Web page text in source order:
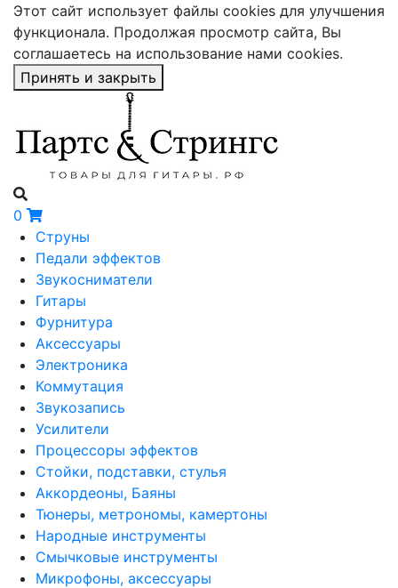
Этот сайт использует файлы cookies для улучшения
функционала. Продолжая просмотр сайта, Вы
соглашаетесь на использование нами cookies.
Принять и закрыть
0
Струны
Педали эффектов
Звукосниматели
Гитары
Фурнитура
Аксессуары
Электроника
Коммутация
Звукозапись
Усилители
Процессоры эффектов
Стойки, подставки, стулья
Аккордеоны, Баяны
Тюнеры, метрономы, камертоны
Народные инструменты
Смычковые инструменты
Микрофоны, аксессуары